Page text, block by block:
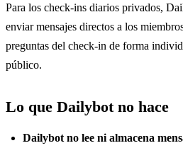
Para los check-ins diarios privados,
enviar mensajes directos a los
preguntas del check-in de forma
público.
Lo que Dailybot no hace
Dailybot no lee ni almacena